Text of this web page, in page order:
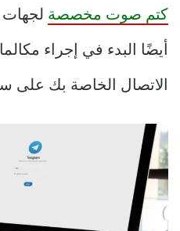
كتم صوت مخصصة لجهات
أيضًا البدء في إجراء
الاتصال الخاصة بك على